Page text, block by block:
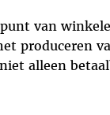
van
produceren
alleen